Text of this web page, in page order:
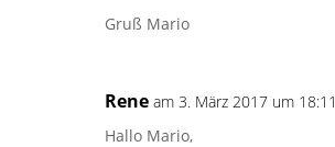
Gruß Mario
Rene am 3. März 2017 um 18:11
Hallo Mario,